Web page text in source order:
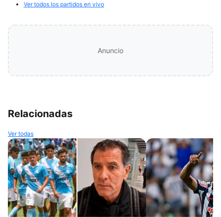
Ver todos los partidos en vivo
Anuncio
Relacionadas
Ver todas